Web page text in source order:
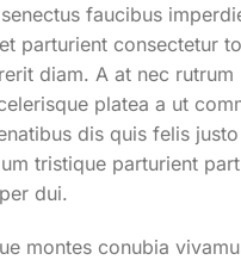
faucibus
parturient consectetur
diam. A at nec rutrum
platea a ut
dis quis felis
tristique parturient
dui.
montes conubia